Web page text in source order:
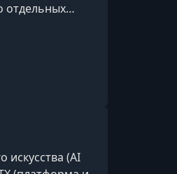
отдельных
искусства (AI